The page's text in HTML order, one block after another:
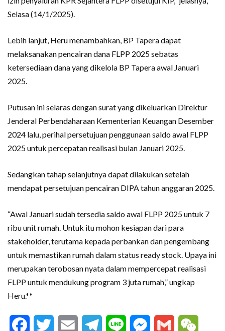
Selasa (14/1/2025).
Lebih lanjut, Heru menambahkan, BP Tapera dapat
melaksanakan pencairan dana FLPP 2025 sebatas
ketersediaan dana yang dikelola BP Tapera awal Januari
2025.
Putusan ini selaras dengan surat yang dikeluarkan Direktur
Jenderal Perbendaharaan Kementerian Keuangan Desember
2024 lalu, perihal persetujuan penggunaan saldo awal FLPP
2025 untuk percepatan realisasi bulan Januari 2025.
Sedangkan tahap selanjutnya dapat dilakukan setelah
mendapat persetujuan pencairan DIPA tahun anggaran 2025.
“Awal Januari sudah tersedia saldo awal FLPP 2025 untuk 7
ribu unit rumah. Untuk itu mohon kesiapan dari para
stakeholder, terutama kepada perbankan dan pengembang
untuk memastikan rumah dalam status ready stock. Upaya ini
merupakan terobosan nyata dalam mempercepat realisasi
FLPP untuk mendukung program 3 juta rumah,” ungkap
Heru.**
FacebookTwitter Email Telegram
Line Messenger
Gmail